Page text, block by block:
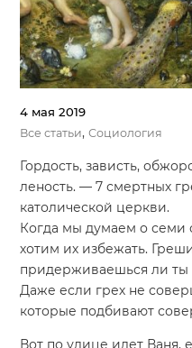
4 мая 2019
Все статьи,Социология
Гордость, зависть,
леность. — 7 смертных
католической церкви.
Когда мы думаем о семи
хотим их избежать.
придерживаешься ли ты
Даже если грех не
которые подбивают
Вот по улице идет Ваня,